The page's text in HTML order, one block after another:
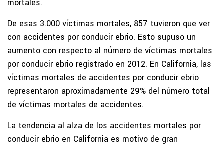
mortales.
De esas 3.000 víctimas mortales, 857 tuvieron que ver
con accidentes por conducir ebrio. Esto supuso un
aumento con respecto al número de víctimas mortales
por conducir ebrio registrado en 2012. En California, las
víctimas mortales de accidentes por conducir ebrio
representaron aproximadamente 29% del número total
de víctimas mortales de accidentes.
La tendencia al alza de los accidentes mortales por
conducir ebrio en California es motivo de gran